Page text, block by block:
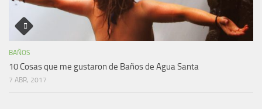
BAÑOS
10 Cosas que me gustaron de Baños de Agua Santa
7 ABR, 2017